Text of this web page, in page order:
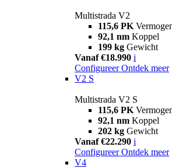
Multistrada V2
115,6 PK
92,1 nm Koppel
199 kg Gewicht
Vanaf €18.990 i
Configureer Ontdek meer
V2 S
Multistrada V2 S
115,6 PK
92,1 nm Koppel
202 kg Gewicht
Vanaf €22.290 i
Configureer Ontdek meer
V4